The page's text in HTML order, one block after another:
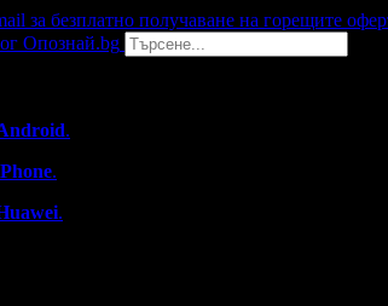
за безплатно получаване на горещите
Опознай.bg
.
.
.